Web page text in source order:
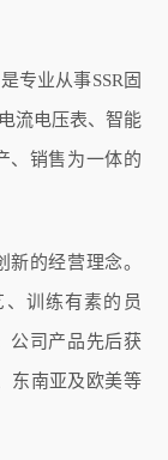
专业从事SSR固
流电压表、智能
、销售为一体的
的经营理念。
训练有素的员
公司产品先后获
东南亚及欧美等